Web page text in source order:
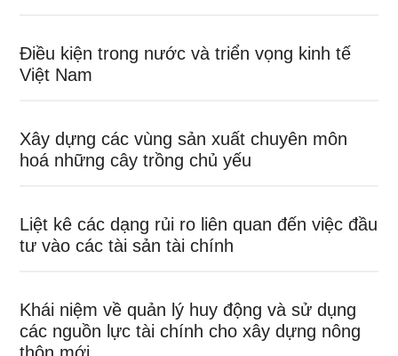
Điều kiện trong nước và triển vọng kinh tế
Việt Nam
Xây dựng các vùng sản xuất chuyên môn
hoá những cây trồng chủ yếu
Liệt kê các dạng rủi ro liên quan đến việc đầu
tư vào các tài sản tài chính
Khái niệm về quản lý huy động và sử dụng
các nguồn lực tài chính cho xây dựng nông